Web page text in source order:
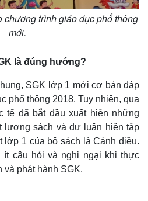
trình giáo dục phổ thông
mới.
là đúng hướng?
SGK lớp 1 mới cơ bản đáp
phổ thông 2018. Tuy nhiên, qua
tế đã bắt đầu xuất hiện những
lượng sách và dư luận hiện tập
lớp 1 của bộ sách là Cánh diều.
ít câu hỏi và nghi ngại khi thực
và phát hành SGK.